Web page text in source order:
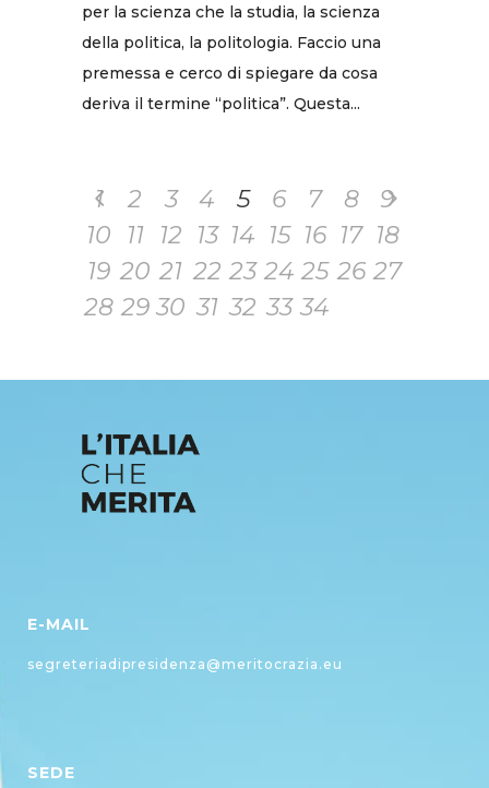
per la scienza che la studia, la scienza
della politica, la politologia. Faccio una
premessa e cerco di spiegare da cosa
deriva il termine “politica”. Questa...
1 2 3 4 5 6 7 8
9
10
11 12 13 14 15 16 17 18
19 20 21 22 23 24 25 26 27
28 29 30 31 32 33 34
E-MAIL
segreteriadipresidenza@meritocrazia.eu
SEDE